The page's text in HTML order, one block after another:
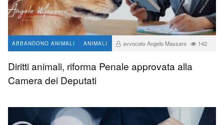
ABBANDONO ANIMALI ANIMALI avvocato Angelo Massaro
142
Diritti animali, riforma Penale approvata alla
Camera dei Deputati